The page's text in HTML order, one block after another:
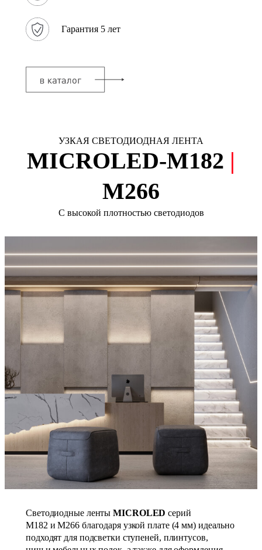
Гарантия 5 лет
УЗКАЯ СВЕТОДИОДНАЯ ЛЕНТА
MICROLED-М182 |
M266
С высокой плотностью светодиодов
Светодиодные лентыMICROLED серий
М182 и M266 благодаря узкой плате (4 мм) идеально
подходят для подсветки ступеней, плинтусов,